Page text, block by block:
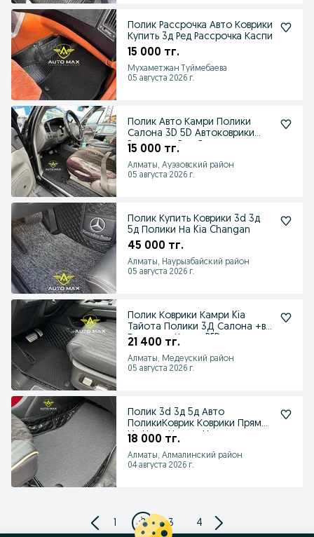
Полик Рассрочка Авто Коврики
Купить 3д Ред Рассрочка Каспи
15 000 тг.
Мухаметжан Туймебаева
05 августа 2026 г.
Полик Авто Камри Полики
Салона 3D 5D Автоковрики
Рассрочка Ред Скидка
15 000 тг.
Алматы, Ауэзовский район
05 августа 2026 г.
Полик Купить Коврики 3d 3д
5д Полики На Kia Changan
45 000 тг.
Алматы, Наурызбайский район
05 августа 2026 г.
Полик Коврики Камри Kia
Тайота Полики 3Д Салона +в
Багажник Каспи RED
21 400 тг.
Алматы, Медеуский район
05 августа 2026 г.
Полик 3d 3д 5д Авто
ПоликиКоврик Коврики Прямо
Из Цеха Низкая Цена
18 000 тг.
Алматы, Алмалинский район
04 августа 2026 г.
1 2 3 4